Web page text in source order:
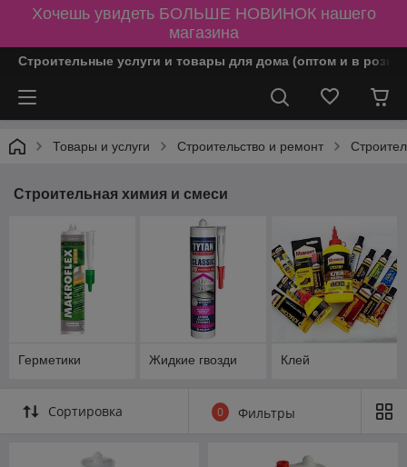
Хочешь увидеть БОЛЬШЕ НОВИНОК нашего
магазина
Строительные услуги и товары для дома (оптом и в
Товары и услуги Строительство и ремонт
Строительная химия и смеси
Герметики Жидкие гвозди Клей
Сортировка 0 Фильтры